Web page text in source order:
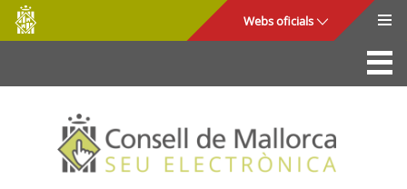
Salta al contingut principal
Consell
de
Mallorca
Webs oficials
La Seu
Consell de Mallorca
Accés i seguretat